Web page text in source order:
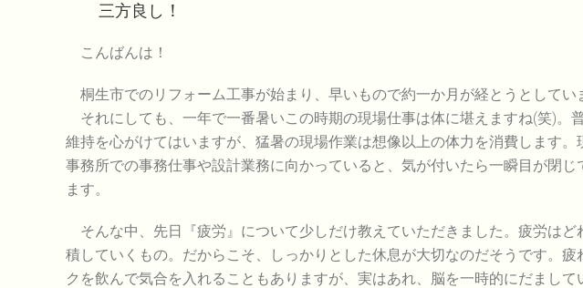
三方良し ！
こんばんは！
桐生市でのリフォーム工事が始まり、早いもので約一か月が経とうとしてい
それにしても、一年で一番暑いこの時期の現場仕事は体に堪えますね(笑)。
維持を心がけてはいますが、猛暑の現場作業は想像以上の体力を消費します
事務所での事務仕事や設計業務に向かっていると、気が付いたら一瞬目が閉じ
ます。
そんな中、先日『疲労』について少しだけ教えていただきました。疲労はど
積していくもの。だからこそ、しっかりとした休息が大切なのだそうです。疲
クを飲んで気合を入れることもありますが、実はあれ、脳を一時的にだまし